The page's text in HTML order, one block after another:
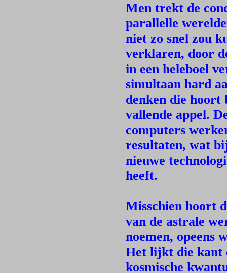
Men trekt de
parallelle
niet zo snel zou
verklaren, door
in een heleboel
simultaan hard
denken die
vallende appel.
computers
resultaten, wat
nieuwe
heeft.
Misschien hoort
van de astrale
noemen, opeens
Het lijkt die kant
kosmische